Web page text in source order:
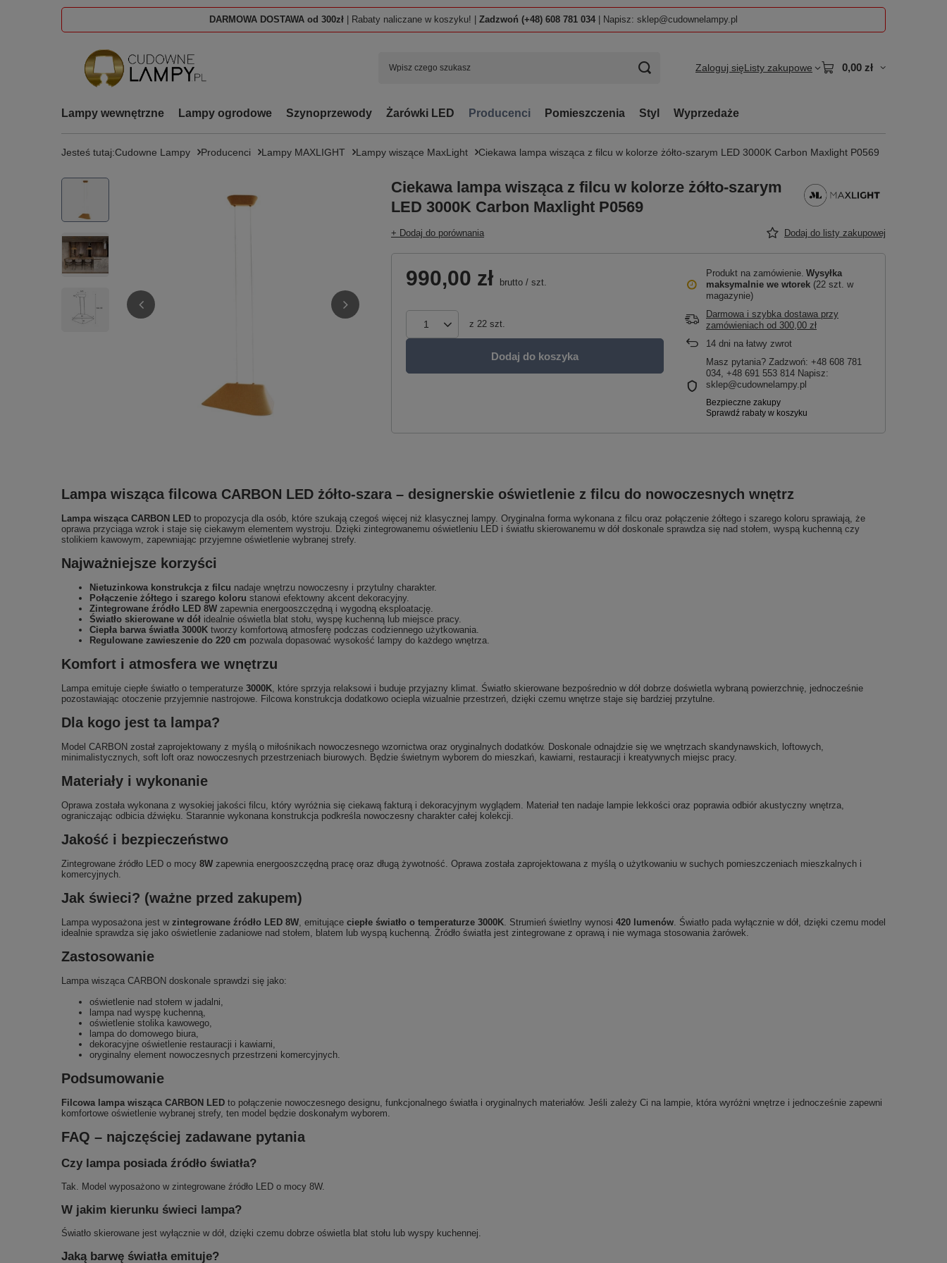
DARMOWA DOSTAWA od 300zł | Rabaty naliczane w koszyku! | Zadzwoń (+48) 608 781 034 | Napisz: sklep@cudownelampy.pl
Zaloguj sięListy zakupowe 0,00 zł
Lampy wewnętrzne Lampy ogrodowe Szynoprzewody Żarówki LED Producenci Pomieszczenia Styl Wyprzedaże
Jesteś tutaj:Cudowne Lampy Producenci Lampy MAXLIGHT Lampy wiszące MaxLight Ciekawa lampa wisząca z filcu w kolorze żółto-szarym LED 3000K Carbon Maxlight P0569
Ciekawa lampa wisząca z filcu w kolorze żółto-szarym
LED 3000K Carbon Maxlight P0569
+ Dodaj do porównania Dodaj do listy zakupowej
990,00 zł brutto / szt.
z 22 szt.
Dodaj do koszyka
Produkt na zamówienie Wysyłka
maksymalnie we wtorek (22 szt. w
magazynie)
Darmowa i szybka dostawa przy
zamówieniach od 300,00 zł
14 dni na łatwy zwrot
Masz pytania? Zadzwoń: +48 608 781
034, +48 691 553 814 Napisz:
sklep@cudownelampy.pl
Lampa wisząca filcowa CARBON LED żółto-szara – designerskie oświetlenie z filcu do nowoczesnych wnętrz
Lampa wisząca CARBON LED to propozycja dla osób, które szukają czegoś więcej niż klasycznej lampy. Oryginalna forma wykonana z filcu oraz połączenie żółtego i szarego koloru sprawiają, że
oprawa przyciąga wzrok i staje się ciekawym elementem wystroju. Dzięki zintegrowanemu oświetleniu LED i światłu skierowanemu w dół doskonale sprawdza się nad stołem, wyspą kuchenną czy
stolikiem kawowym, zapewniając przyjemne oświetlenie wybranej strefy.
Najważniejsze korzyści
Nietuzinkowa konstrukcja z filcu nadaje wnętrzu nowoczesny i przytulny charakter.
Połączenie żółtego i szarego koloru stanowi efektowny akcent dekoracyjny.
Zintegrowane źródło LED 8W zapewnia energooszczędną i wygodną eksploatację.
Światło skierowane w dół idealnie oświetla blat stołu, wyspę kuchenną lub miejsce pracy.
Ciepła barwa światła 3000K tworzy komfortową atmosferę podczas codziennego użytkowania.
Regulowane zawieszenie do 220 cm pozwala dopasować wysokość lampy do każdego wnętrza.
Komfort i atmosfera we wnętrzu
Lampa emituje ciepłe światło o temperaturze 3000K, które sprzyja relaksowi i buduje przyjazny klimat. Światło skierowane bezpośrednio w dół dobrze doświetla wybraną powierzchnię, jednocześnie
pozostawiając otoczenie przyjemnie nastrojowe. Filcowa konstrukcja dodatkowo ociepla wizualnie przestrzeń, dzięki czemu wnętrze staje się bardziej przytulne.
Dla kogo jest ta lampa?
Model CARBON został zaprojektowany z myślą o miłośnikach nowoczesnego wzornictwa oraz oryginalnych dodatków. Doskonale odnajdzie się we wnętrzach skandynawskich, loftowych,
minimalistycznych, soft loft oraz nowoczesnych przestrzeniach biurowych. Będzie świetnym wyborem do mieszkań, kawiarni, restauracji i kreatywnych miejsc pracy.
Materiały i wykonanie
Oprawa została wykonana z wysokiej jakości filcu, który wyróżnia się ciekawą fakturą i dekoracyjnym wyglądem. Materiał ten nadaje lampie lekkości oraz poprawia odbiór akustyczny wnętrza,
ograniczając odbicia dźwięku. Starannie wykonana konstrukcja podkreśla nowoczesny charakter całej kolekcji.
Jakość i bezpieczeństwo
Zintegrowane źródło LED o mocy 8W zapewnia energooszczędną pracę oraz długą żywotność. Oprawa została zaprojektowana z myślą o użytkowaniu w suchych pomieszczeniach mieszkalnych i
komercyjnych.
Jak świeci? (ważne przed zakupem)
Lampa wyposażona jest w zintegrowane źródło LED 8W, emitujące ciepłe światło o temperaturze 3000K. Strumień świetlny wynosi 420 lumenów. Światło pada wyłącznie w dół, dzięki czemu model
idealnie sprawdza się jako oświetlenie zadaniowe nad stołem, blatem lub wyspą kuchenną. Źródło światła jest zintegrowane z oprawą i nie wymaga stosowania żarówek.
Zastosowanie
Lampa wisząca CARBON doskonale sprawdzi się jako:
oświetlenie nad stołem w jadalni,
lampa nad wyspę kuchenną,
oświetlenie stolika kawowego,
lampa do domowego biura,
dekoracyjne oświetlenie restauracji i kawiarni,
oryginalny element nowoczesnych przestrzeni komercyjnych.
Podsumowanie
Filcowa lampa wisząca CARBON LED to połączenie nowoczesnego designu, funkcjonalnego światła i oryginalnych materiałów. Jeśli zależy Ci na lampie, która wyróżni wnętrze i jednocześnie zapewni
komfortowe oświetlenie wybranej strefy, ten model będzie doskonałym wyborem.
FAQ – najczęściej zadawane pytania
Czy lampa posiada źródło światła?
Tak. Model wyposażono w zintegrowane źródło LED o mocy 8W.
W jakim kierunku świeci lampa?
Światło skierowane jest wyłącznie w dół, dzięki czemu dobrze oświetla blat stołu lub wyspy kuchennej.
Jaką barwę światła emituje?